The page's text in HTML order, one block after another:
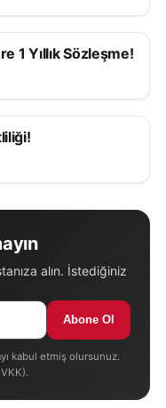
1 Yıllık Sözleşme!
alın. İstediğiniz
Abone Ol
kabul etmiş olursunuz.